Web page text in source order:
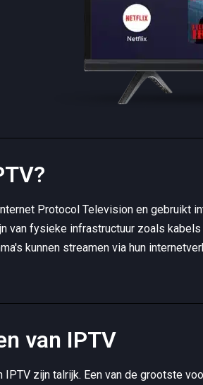
Protocol Television en
van fysieke infrastructuur zoals
kunnen streamen via hun
van IPTV
IPTV zijn talrijk. Een van de grootste